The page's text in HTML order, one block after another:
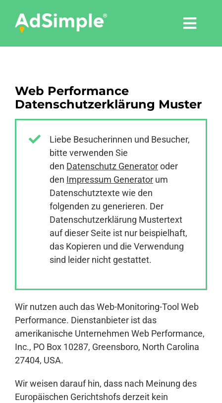
content
Tools
Pressemitteilungen
Anmelden
Web Performance
Datenschutzerklärung Muster
Liebe Besucherinnen und Besucher,
bitte verwenden Sie
den Datenschutz Generatoroder
den Impressum Generator um
Datenschutztexte wie den
folgenden zu generieren. Der
Datenschutzerklärung Mustertext
auf dieser Seite ist nur beispielhaft,
das Kopieren und die Verwendung
sind leider nicht gestattet.
Wir nutzen auch das Web-Monitoring-Tool Web
Performance. Dienstanbieter ist das
amerikanische Unternehmen Web Performance,
Inc., PO Box 10287, Greensboro, North Carolina
27404, USA.
Wir weisen darauf hin, dass nach Meinung des
Europäischen Gerichtshofs derzeit kein